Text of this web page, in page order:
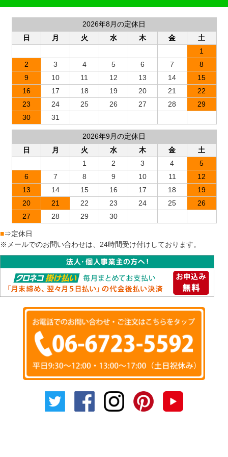
2026年8月の定休日
日
月 火 水 木 金
土
1
2
3 4 5 6 7
8
9
10 11 12 13 14
15
16
17 18 19 20 21
22
23
24 25 26 27 28
29
30
31
2026年9月の定休日
日
月 火 水 木 金
土
1
2 3 4
5
6
7 8 9 10 11
12
13
14 15 16 17 18
19
20
21 22 23 24 25
26
27
28 29 30
■⇒定休日
※メールでのお問い合わせは、24時間受け付けしております。